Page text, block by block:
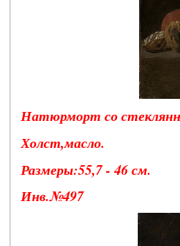
Натюрморт со
Холст,масло.
Размеры:55,7 - 46 см.
Инв.№497